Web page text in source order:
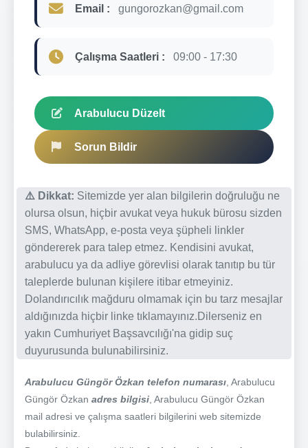
Email : gungorozkan@gmail.com
Çalışma Saatleri : 09:00 - 17:30
Arabulucu Düzelt
Sorun Bildir
⚠️ Dikkat: Sitemizde yer alan bilgilerin doğruluğu ne
olursa olsun, hiçbir avukat veya hukuk bürosu sizden
SMS, WhatsApp, e-posta veya şüpheli linkler
göndererek para talep etmez. Kendisini avukat,
arabulucu ya da adliye görevlisi olarak tanıtıp bu tür
taleplerde bulunan kişilere itibar etmeyiniz.
Dolandırıcılık mağduru olmamak için bu tarz mesajlar
aldığınızda hiçbir linke tıklamayınız.Dilerseniz en
yakın Cumhuriyet Başsavcılığı'na gidip suç
duyurusunda bulunabilirsiniz.
Arabulucu Güngör Özkan telefon numarası , Arabulucu
Güngör Özkan adres bilgisi , Arabulucu Güngör Özkan
mail adresi ve çalışma saatleri bilgilerini web sitemizde
bulabilirsiniz.